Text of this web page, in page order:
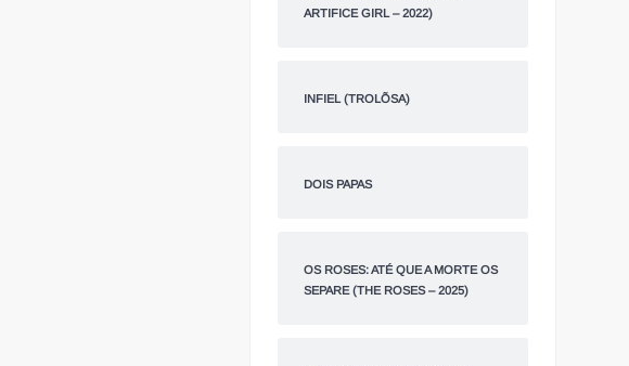
ARTIFICE GIRL – 2022)
INFIEL (TROLÕSA)
DOIS PAPAS
OS ROSES: ATÉ QUE A MORTE OS
SEPARE (THE ROSES – 2025)